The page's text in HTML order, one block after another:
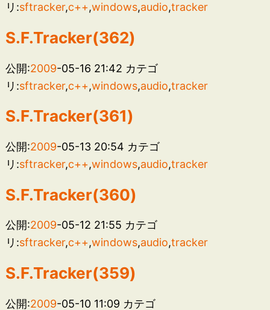
リ:sftracker,c++,windows,audio,tracker
S.F.Tracker(362)
公開:2009-05-16 21:42 カテゴ
リ:sftracker,c++,windows,audio,tracker
S.F.Tracker(361)
公開:2009-05-13 20:54 カテゴ
リ:sftracker,c++,windows,audio,tracker
S.F.Tracker(360)
公開:2009-05-12 21:55 カテゴ
リ:sftracker,c++,windows,audio,tracker
S.F.Tracker(359)
公開:2009-05-10 11:09 カテゴ